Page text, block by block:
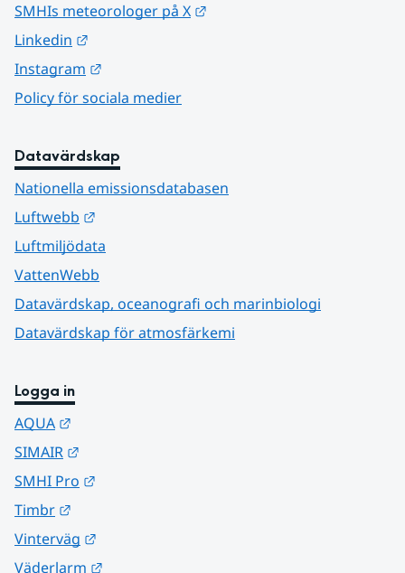
SMHIs meteorologer på X
Linkedin
Instagram
Policy för sociala medier
Datavärdskap
Nationella emissionsdatabasen
Luftwebb
Luftmiljödata
VattenWebb
Datavärdskap, oceanografi och marinbiologi
Datavärdskap för atmosfärkemi
Logga in
AQUA
SIMAIR
SMHI Pro
Timbr
Vinterväg
Väderlarm